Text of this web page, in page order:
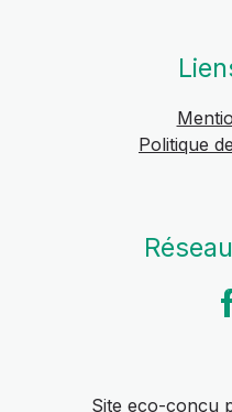
Politique
Site eco-conçu